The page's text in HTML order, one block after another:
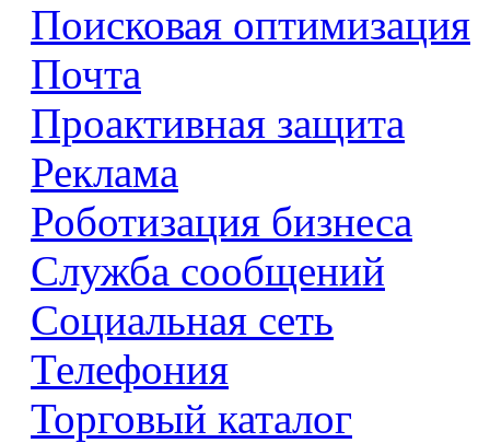
Поисковая оптимизация
Почта
Проактивная защита
Реклама
Роботизация бизнеса
Служба сообщений
Социальная сеть
Телефония
Торговый каталог